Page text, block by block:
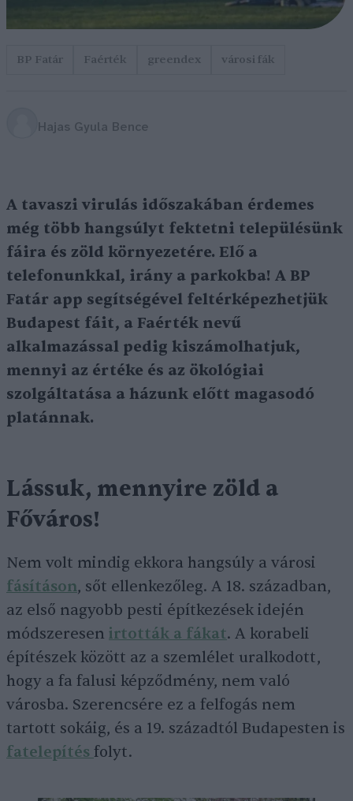
BP Fatár Faérték greendex városi fák
Hajas Gyula Bence
A tavaszi virulás időszakában érdemes
még több hangsúlyt fektetni településünk
fáira és zöld környezetére. Elő a
telefonunkkal, irány a parkokba! A BP
Fatár app segítségével feltérképezhetjük
Budapest fáit, a Faérték nevű
alkalmazással pedig kiszámolhatjuk,
mennyi az értéke és az ökológiai
szolgáltatása a házunk előtt magasodó
platánnak.
Lássuk, mennyire zöld a
Főváros!
Nem volt mindig ekkora hangsúly a városi
fásításon, sőt ellenkezőleg. A 18. században,
az első nagyobb pesti építkezések idején
módszeresen irtották a fákat. A korabeli
építészek között az a szemlélet uralkodott,
hogy a fa falusi képződmény, nem való
városba. Szerencsére ez a felfogás nem
tartott sokáig, és a 19. századtól Budapesten is
fatelepítés folyt.